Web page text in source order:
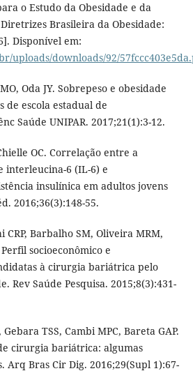
o Estudo da Obesidade e da
Brasileira da Obesidade:
Disponível em:
uploads/downloads/92/
Oda JY. Sobrepeso e obesidade
de escola estadual de
Saúde UNIPAR. 2017;21(1):3-12.
OC. Correlação entre a
interleucina-6 (IL-6) e
insulínica em adultos jovens
2016;36(3):148-55.
CRP, Barbalho SM, Oliveira MRM,
socioeconômico e
à cirurgia bariátrica pelo
Rev Saúde Pesquisa. 2015;8(3):431-
TSS, Cambi MPC, Bareta GAP.
cirurgia bariátrica: algumas
Arq Bras Cir Dig. 2016;29(Supl 1):67-